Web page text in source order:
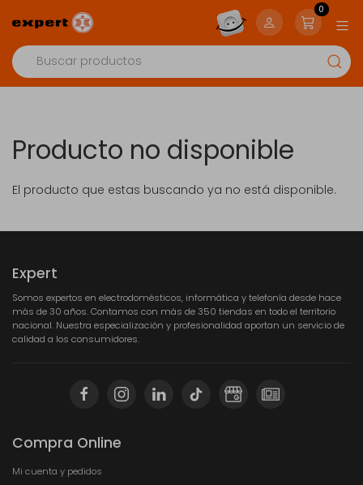
0
Producto no disponible
El producto que estas buscando ya no está disponible.
Expert
Somos expertos en electrodomésticos, informática y telefonía desde hace
más de 30 años. Contamos con más de 350 tiendas en todo el territorio
nacional. Nuestra especialización y profesionalidad aportan un servicio de
calidad a los consumidores.
Compra Online
Mi cuenta y pedidos